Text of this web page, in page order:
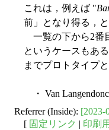
これは，例えば "
前」となり得る，
一覧の下から2番
というケースもあ
までプロトタイプ
・ Van
Referrer (Inside): [2023-
[ 固定リンク | 印刷